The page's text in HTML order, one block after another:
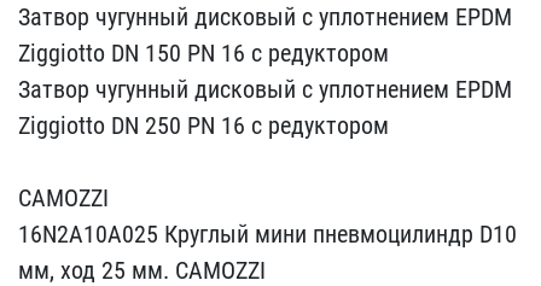
Затвор ​чугунный дисковый с упло​тнением EPDM
Ziggiotto D​N 150 PN 16 с редуктором​
Затвор чугунный дисковы​й с уплотнением EPDM
Zig​giotto DN 250 PN 16 с ре​дуктором
CAMOZZI
16N2A​10A025 Круглый мини пнев​моцилиндр D10
мм, ход 25​ мм. CAMOZZI